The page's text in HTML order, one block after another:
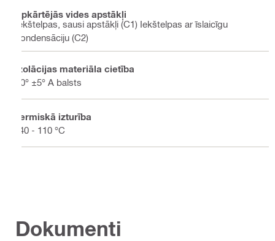
Apkārtējās vides apstākļi
Iekštelpas, sausi apstākļi (C1) Iekštelpas ar īslaicīgu
kondensāciju (C2)
Izolācijas materiāla cietība
40° ±5° A balsts
Termiskā izturība
-40 - 110 °C
Dokumenti